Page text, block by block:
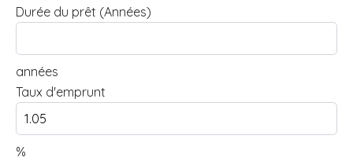
Durée du prêt (Années)
années
Taux d'emprunt
%